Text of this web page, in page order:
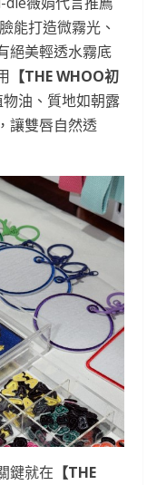
能打造微霧光、
絕美輕透水霧底
【THE WHOO初
物油、質地如朝露
讓雙唇自然透
鍵就在 【THE